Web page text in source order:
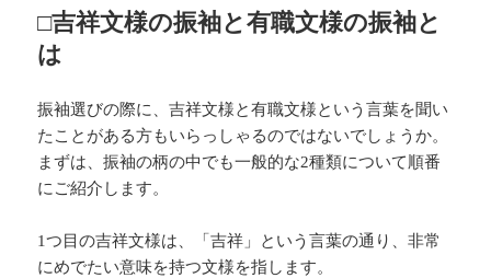
□吉祥文様の振袖と有職文様の振袖と
は
振袖選びの際に、吉祥文様と有職文様という言葉を聞い
たことがある方もいらっしゃるのではないでしょうか。
まずは、振袖の柄の中でも一般的な2種類について順番
にご紹介します。
1つ目の吉祥文様は、「吉祥」という言葉の通り、非常
にめでたい意味を持つ文様を指します。